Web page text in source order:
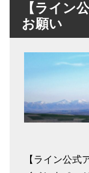
【ライン
お願い
【ライン公式